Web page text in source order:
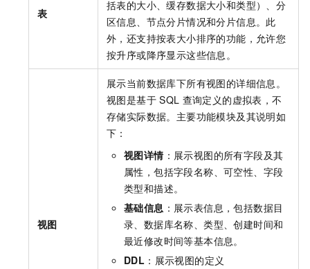
表
括表的大小、缓存数据大小和类型）、分
区信息、节点分片情况和分片信息。此
外，还支持按表大小排序的功能，允许您
按升序或降序显示这些信息。
视图
展示当前数据库下所有视图的详细信息。
视图是基于 SQL 查询定义的虚拟表，不
存储实际数据。主要功能模块及其说明如
下：
视图详情：展示视图的所有字段及其
属性，包括字段名称、可空性、字段
类型和描述。
基础信息 ：展示表信息，包括数据目
录、数据库名称、类型、创建时间和
最近修改时间等基本信息。
DDL ：展示视图的定义